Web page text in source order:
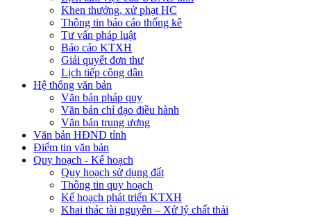
Khen thưởng, xử phạt HC
Thông tin báo cáo thống kê
Tư vấn pháp luật
Báo cáo KTXH
Giải quyết đơn thư
Lịch tiếp công dân
Hệ thống văn bản
Văn bản pháp quy
Văn bản chỉ đạo điều hành
Văn bản trung ương
Văn bản HĐND tỉnh
Điểm tin văn bản
Quy hoạch - Kế hoạch
Quy hoạch sử dụng đất
Thông tin quy hoạch
Kế hoạch phát triển KTXH
Khai thác tài nguyên – Xử lý chất thải